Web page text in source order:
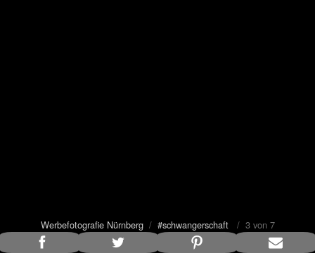
Werbefotografie Nürnberg/ #schwangerschaft/ 3 von 7
Bildunterschrift anzeigen